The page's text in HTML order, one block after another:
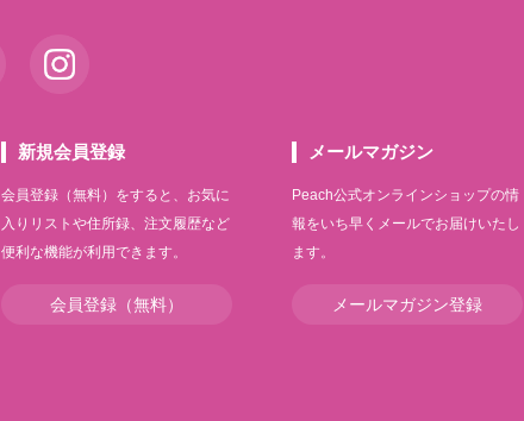
新規会員登録
会員登録（無料）をすると、お気に
入りリストや住所録、注文履歴など
便利な機能が利用できます。
会員登録（無料）
メールマガジン
Peach公式オンラインショップの情
報をいち早くメールでお届けいたし
ます。
メールマガジン登録